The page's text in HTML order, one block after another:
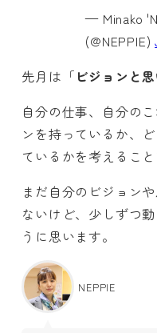
— Minako
(@NEPPIE)
先月は「 ビジョンと
自分の仕事、自分の
ンを持っているか、
ているかを考えるこ
まだ自分のビジョン
ないけど、少しずつ
うに思います。
NEPPIE